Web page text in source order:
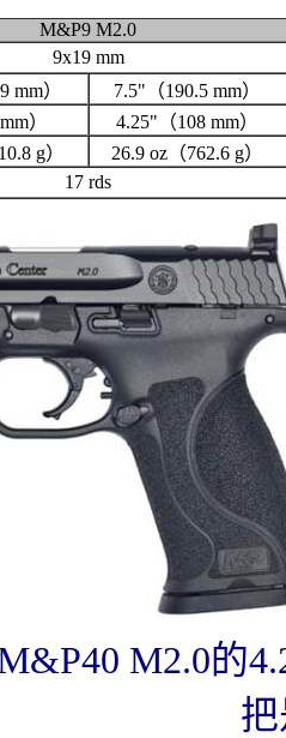
M&P9 M2.0
9x19 mm
mm）
7.5"（190.5 mm）
）
4.25"（108 mm）
g）
26.9 oz（762.6 g）
17 rds
M2.0的